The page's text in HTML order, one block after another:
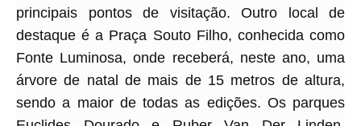
principais pontos de visitação. Outro local de
destaque é a Praça Souto Filho, conhecida como
Fonte Luminosa, onde receberá, neste ano, uma
árvore de natal de mais de 15 metros de altura,
sendo a maior de todas as edições. Os parques